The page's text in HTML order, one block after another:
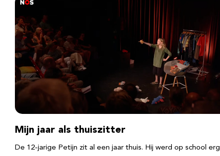
Mijn jaar als thuiszitter
De 12-jarige Petijn zit al een jaar thuis. Hij werd op school erg